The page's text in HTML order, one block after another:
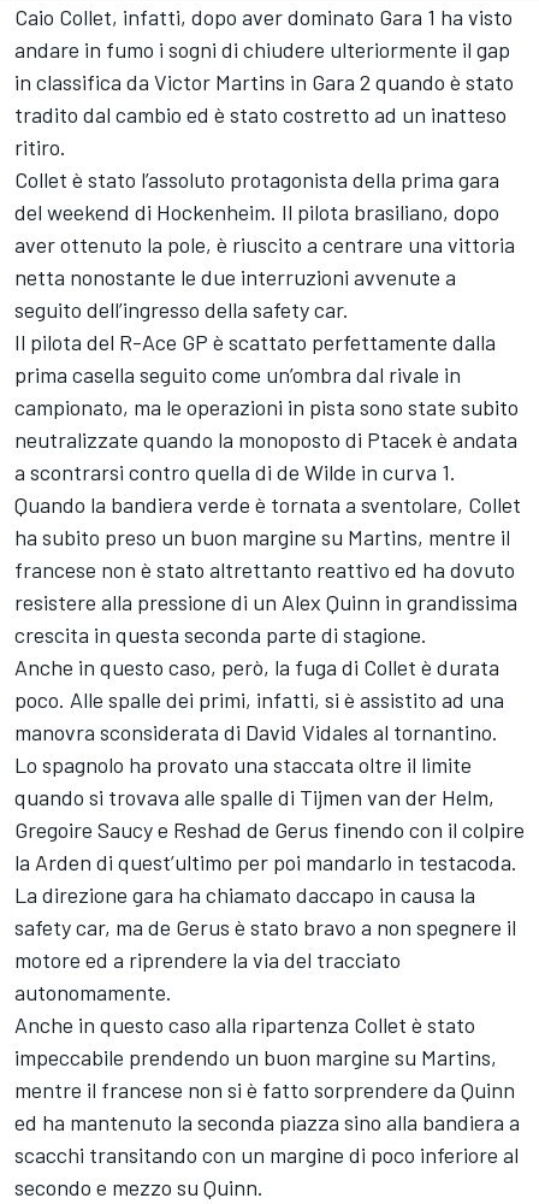
Caio Collet, infatti, dopo aver dominato Gara 1 ha visto
andare in fumo i sogni di chiudere ulteriormente il gap
in classifica da Victor Martins in Gara 2 quando è stato
tradito dal cambio ed è stato costretto ad un inatteso
ritiro.
Collet è stato l’assoluto protagonista della prima gara
del weekend di Hockenheim. Il pilota brasiliano, dopo
aver ottenuto la pole, è riuscito a centrare una vittoria
netta nonostante le due interruzioni avvenute a
seguito dell’ingresso della safety car.
Il pilota del R-Ace GP è scattato perfettamente dalla
prima casella seguito come un’ombra dal rivale in
campionato, ma le operazioni in pista sono state subito
neutralizzate quando la monoposto di Ptacek è andata
a scontrarsi contro quella di de Wilde in curva 1.
Quando la bandiera verde è tornata a sventolare, Collet
ha subito preso un buon margine su Martins, mentre il
francese non è stato altrettanto reattivo ed ha dovuto
resistere alla pressione di un Alex Quinn in grandissima
crescita in questa seconda parte di stagione.
Anche in questo caso, però, la fuga di Collet è durata
poco. Alle spalle dei primi, infatti, si è assistito ad una
manovra sconsiderata di David Vidales al tornantino.
Lo spagnolo ha provato una staccata oltre il limite
quando si trovava alle spalle di Tijmen van der Helm,
Gregoire Saucy e Reshad de Gerus finendo con il colpire
la Arden di quest’ultimo per poi mandarlo in testacoda.
La direzione gara ha chiamato daccapo in causa la
safety car, ma de Gerus è stato bravo a non spegnere il
motore ed a riprendere la via del tracciato
autonomamente.
Anche in questo caso alla ripartenza Collet è stato
impeccabile prendendo un buon margine su Martins,
mentre il francese non si è fatto sorprendere da Quinn
ed ha mantenuto la seconda piazza sino alla bandiera a
scacchi transitando con un margine di poco inferiore al
secondo e mezzo su Quinn.